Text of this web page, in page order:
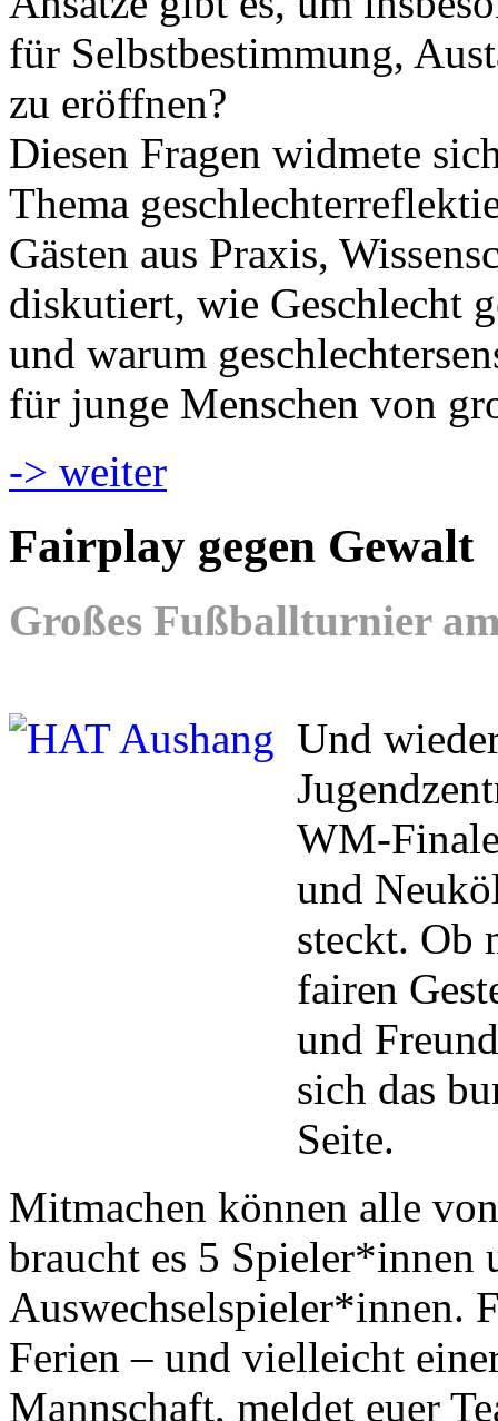
für Selbstbestimmung,
zu eröffnen?
Diesen Fragen widmete
Thema
Gästen aus Praxis,
diskutiert, wie Geschlecht
und warum
für junge Menschen von
-> weiter
Fairplay gegen Gewalt
Großes Fußballturnier
Und
WM-
und
steckt. Ob
fairen
und
sich das
Seite.
Mitmachen können alle
braucht es 5 Spieler*innen
Auswechselspieler*innen.
Ferien – und vielleicht
Mannschaft, meldet euer